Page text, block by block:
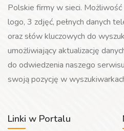
Polskie firmy w sieci. Możliwość
logo, 3 zdjęć, pełnych danych
oraz słów kluczowych do
umożliwiający aktualizację
do odwiedzenia naszego
swoją pozycję w
Linki w Portalu